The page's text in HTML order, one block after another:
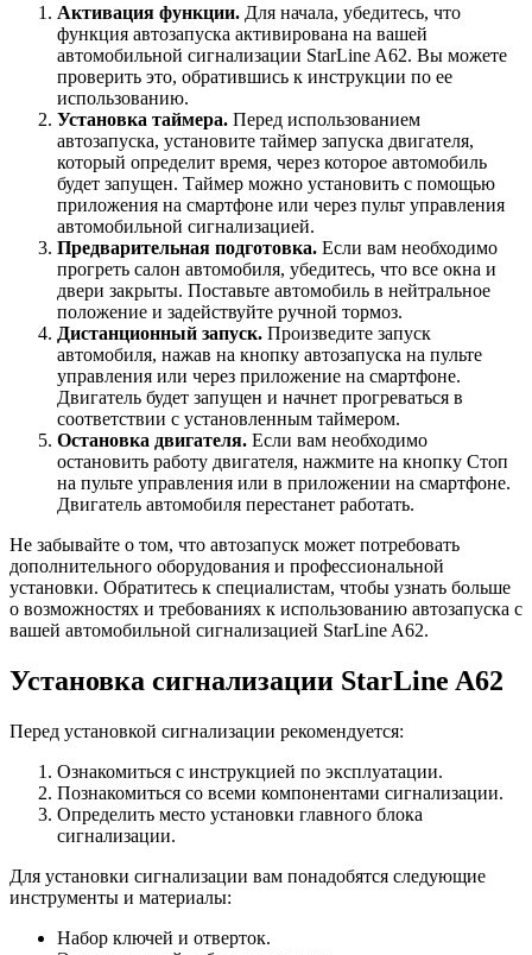
Активация функции. Для начала, убедитесь, что
функция автозапуска активирована на вашей
автомобильной сигнализации StarLine A62. Вы можете
проверить это, обратившись к инструкции по ее
использованию.
Установка таймера. Перед использованием
автозапуска, установите таймер запуска двигателя,
который определит время, через которое автомобиль
будет запущен. Таймер можно установить с помощью
приложения на смартфоне или через пульт управления
автомобильной сигнализацией.
Предварительная подготовка. Если вам необходимо
прогреть салон автомобиля, убедитесь, что все окна и
двери закрыты. Поставьте автомобиль в нейтральное
положение и задействуйте ручной тормоз.
Дистанционный запуск. Произведите запуск
автомобиля, нажав на кнопку автозапуска на пульте
управления или через приложение на смартфоне.
Двигатель будет запущен и начнет прогреваться в
соответствии с установленным таймером.
Остановка двигателя. Если вам необходимо
остановить работу двигателя, нажмите на кнопку Стоп
на пульте управления или в приложении на смартфоне.
Двигатель автомобиля перестанет работать.
Не забывайте о том, что автозапуск может потребовать
дополнительного оборудования и профессиональной
установки. Обратитесь к специалистам, чтобы узнать больше
о возможностях и требованиях к использованию автозапуска с
вашей автомобильной сигнализацией StarLine A62.
Установка сигнализации StarLine A62
Перед установкой сигнализации рекомендуется:
Ознакомиться с инструкцией по эксплуатации.
Познакомиться со всеми компонентами сигнализации.
Определить место установки главного блока
сигнализации.
Для установки сигнализации вам понадобятся следующие
инструменты и материалы:
Набор ключей и отверток.